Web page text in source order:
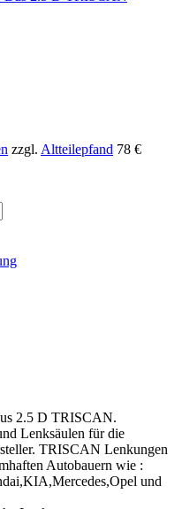
zzgl. Altteilepfand 78 €
2.5 D TRISCAN.
Lenksäulen für die
TRISCAN Lenkungen
Autobauern wie :
und